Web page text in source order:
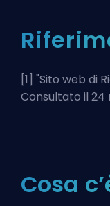
[1] "Sito web di
Consultato il 24
Cosa